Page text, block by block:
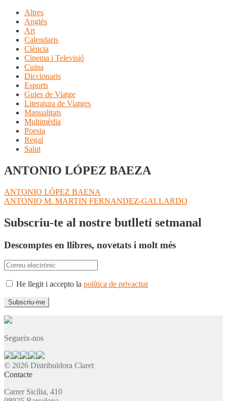
Altres
Anglès
Art
Calendaris
Ciència
Cinema i Televisió
Cuina
Diccionaris
Esports
Guies de Viatge
Literatura de Viatges
Manualitats
Multimèdia
Poesia
Regal
Salut
ANTONIO LÓPEZ BAEZA
Navegació
d'entrades
Entrada
anterior:
ANTONIO LÓPEZ BAENA
Pròxima
ANTONIO M. MARTIN FERNANDEZ-GALLARDO
Subscriu-te al nostre butlletí setmanal
Descomptes en llibres, novetats i molt més
He llegit i accepto la política de privacitat
Segueix-nos
© 2026 Distribuïdora Claret
Contacte
Carrer Sicília, 410